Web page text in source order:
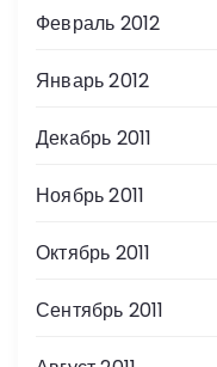
Февраль 2012
Январь 2012
Декабрь 2011
Ноябрь 2011
Октябрь 2011
Сентябрь 2011